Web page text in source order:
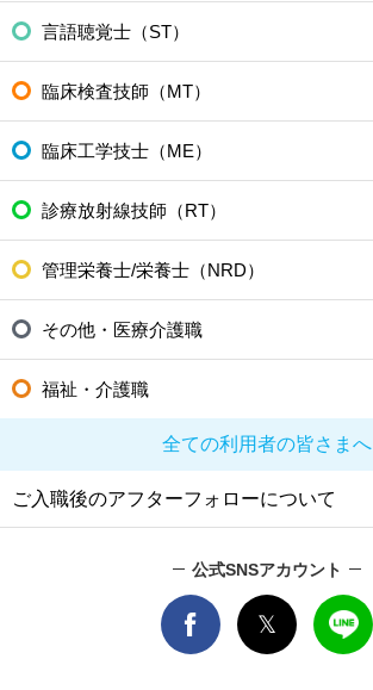
言語聴覚士（ST）
臨床検査技師（MT）
臨床工学技士（ME）
診療放射線技師（RT）
管理栄養士/栄養士（NRD）
その他・医療介護職
福祉・介護職
全ての利用者の皆さまへ
ご入職後のアフターフォローについて
公式SNSアカウント